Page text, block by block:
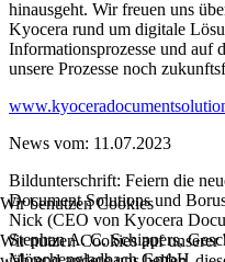
hinausgeht. Wir freuen uns
Kyocera rund um digitale
Informationsprozesse und auf
unsere Prozesse noch
News vom: 11.07.2023
Bildunterschrift: Feiern die
Document Solutions und
Nick (CEO von Kyocera
Stephan A. C. Schippers,
Wir benutzen Cookies
Wir nutzen Cookies auf